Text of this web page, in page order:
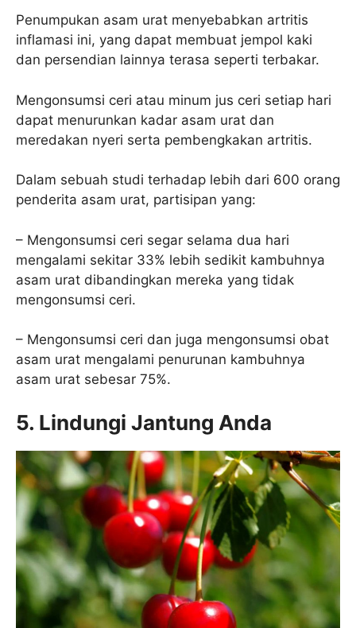
Penumpukan asam urat menyebabkan artritis
inflamasi ini, yang dapat membuat jempol kaki
dan persendian lainnya terasa seperti terbakar.
Mengonsumsi ceri atau minum jus ceri setiap hari
dapat menurunkan kadar asam urat dan
meredakan nyeri serta pembengkakan artritis.
Dalam sebuah studi terhadap lebih dari 600 orang
penderita asam urat, partisipan yang:
– Mengonsumsi ceri segar selama dua hari
mengalami sekitar 33% lebih sedikit kambuhnya
asam urat dibandingkan mereka yang tidak
mengonsumsi ceri.
– Mengonsumsi ceri dan juga mengonsumsi obat
asam urat mengalami penurunan kambuhnya
asam urat sebesar 75%.
5. Lindungi Jantung Anda